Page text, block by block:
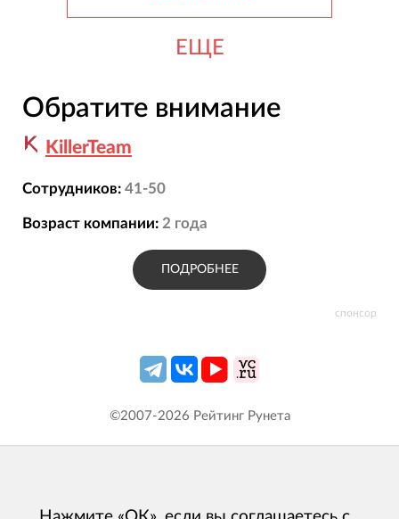
ЕЩЕ
спонсор
Обратите внимание
KillerTeam
Сотрудников: 41-50
Возраст компании: 2 года
ПОДРОБНЕЕ
©2007-2026 Рейтинг Рунета